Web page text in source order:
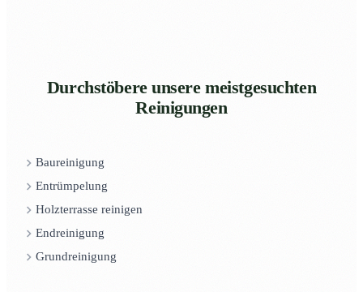
Durchstöbere unsere meistgesuchten
Reinigungen
Baureinigung
Entrümpelung
Holzterrasse reinigen
Endreinigung
Grundreinigung